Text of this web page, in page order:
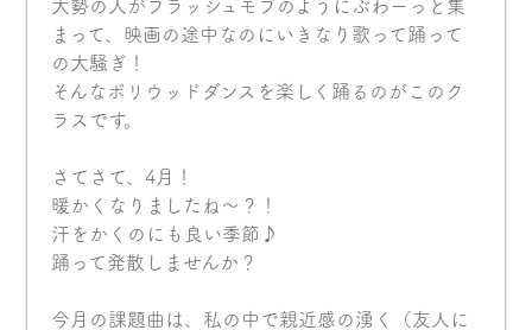
大勢の人がフラッシュモブのようにぶわーっと集
まって、映画の途中なのにいきなり歌って踊って
の大騒ぎ！
そんなボリウッドダンスを楽しく踊るのがこのク
ラスです。
さてさて、4月！
暖かくなりましたね〜？！
汗をかくのにも良い季節♪
踊って発散しませんか？
今月の課題曲は、私の中で親近感の湧く（友人に